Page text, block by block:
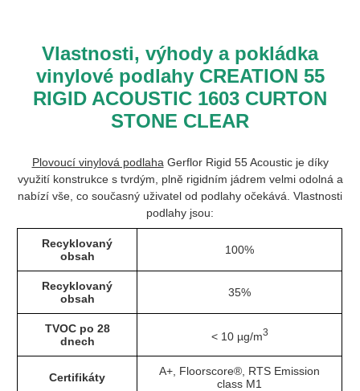
Vlastnosti, výhody a pokládka
vinylové podlahy CREATION 55
RIGID ACOUSTIC 1603 CURTON
STONE CLEAR
Plovoucí vinylová podlaha Gerflor Rigid 55 Acoustic je díky
využití konstrukce s tvrdým, plně rigidním jádrem velmi odolná a
nabízí vše, co současný uživatel od podlahy očekává. Vlastnosti
podlahy jsou:
Recyklovaný
obsah
100%
Recyklovaný
obsah
35%
TVOC po 28
dnech
< 10 µg/m3
Certifikáty
A+, Floorscore®, RTS Emission
class M1